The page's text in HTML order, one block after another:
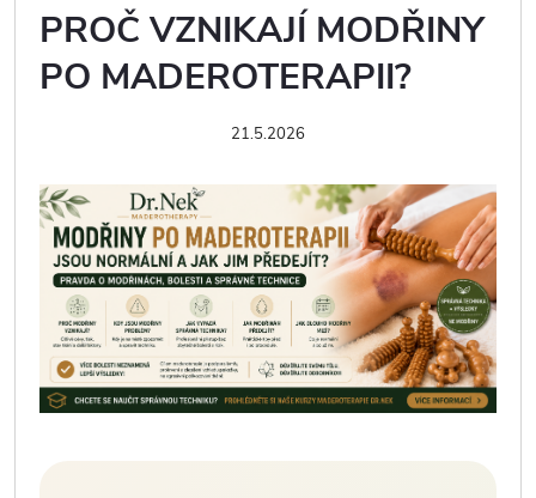
PROČ VZNIKAJÍ MODŘINY
PO MADEROTERAPII?
21.5.2026